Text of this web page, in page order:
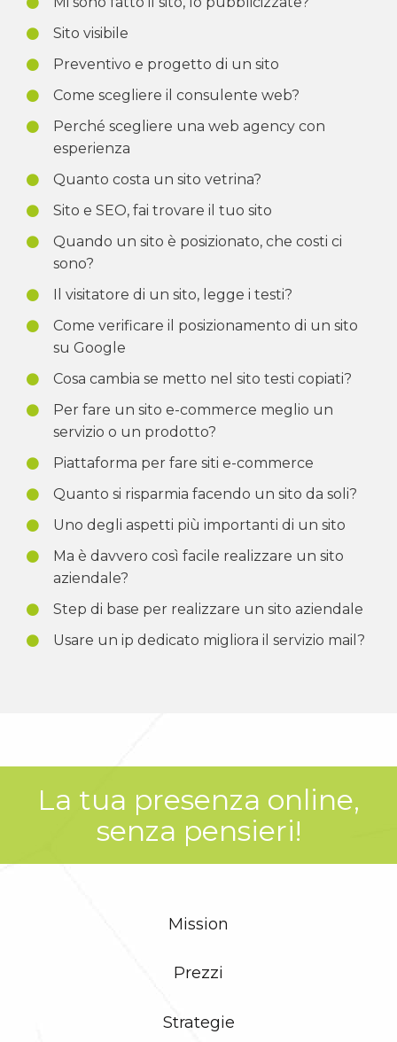
Sito visibile
Preventivo e progetto di un sito
Come scegliere il consulente web?
Perché scegliere una web agency con
esperienza
Quanto costa un sito vetrina?
Sito e SEO, fai trovare il tuo sito
Quando un sito è posizionato, che costi ci
sono?
Il visitatore di un sito, legge i testi?
Come verificare il posizionamento di un sito
su Google
Cosa cambia se metto nel sito testi copiati?
Per fare un sito e-commerce meglio un
servizio o un prodotto?
Piattaforma per fare siti e-commerce
Quanto si risparmia facendo un sito da soli?
Uno degli aspetti più importanti di un sito
Ma è davvero così facile realizzare un sito
aziendale?
Step di base per realizzare un sito aziendale
Usare un ip dedicato migliora il servizio mail?
La tua presenza online,
senza pensieri!
Mission
Prezzi
Strategie